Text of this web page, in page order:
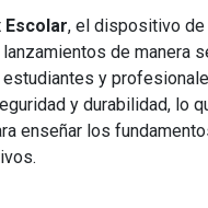
, el dispositivo
de manera
y
y durabilidad, lo
enseñar los